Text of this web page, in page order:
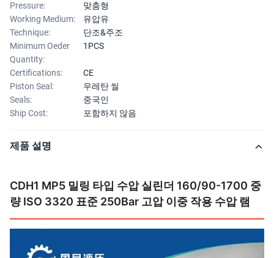
Pressure:
맞춤형
Working Medium:
유압유
Technique:
단조&주조
Minimum Oeder
Quantity:
1PCS
Certifications:
CE
Piston Seal:
우레탄 씰
Seals:
중국인
Ship Cost:
포함하지 않음
제품 설명
CDH1 MP5 밀링 타입 수압 실린더 160/90-1700 중
량 ISO 3320 표준 250Bar 고압 이중 작용 수압 램